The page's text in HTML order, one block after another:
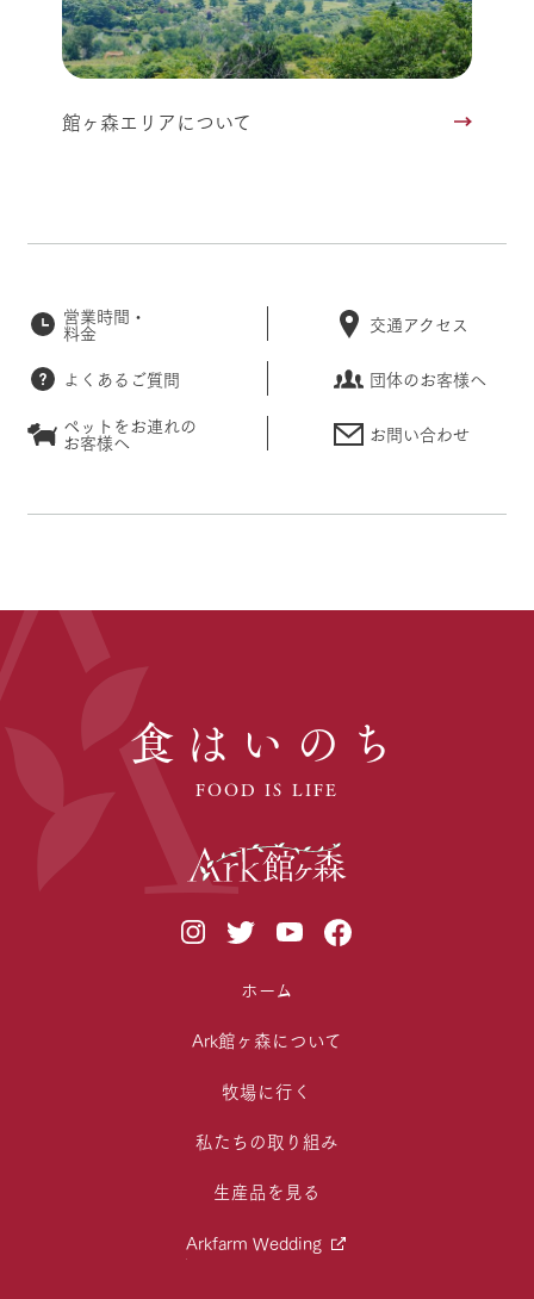
館ヶ森エリアについて
営業時間・
料金 交通アクセス
よくあるご質問
団体のお客様へ
ペットをお連れの
お客様へ お問い合わせ
食はいのち
FOOD IS LIFE
ホーム
Ark館ヶ森について
牧場に行く
私たちの取り組み
生産品を見る
Arkfarm Wedding